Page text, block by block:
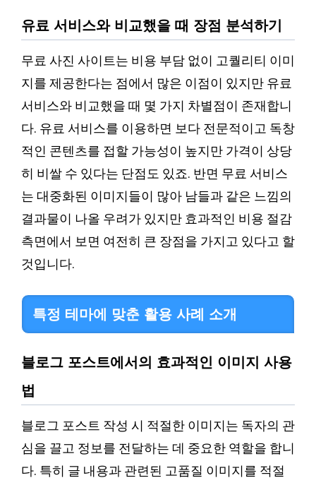
유료 서비스와 비교했을 때 장점 분석하기
무료 사진 사이트는 비용 부담 없이 고퀄리티 이미
지를 제공한다는 점에서 많은 이점이 있지만 유료
서비스와 비교했을 때 몇 가지 차별점이 존재합니
다. 유료 서비스를 이용하면 보다 전문적이고 독창
적인 콘텐츠를 접할 가능성이 높지만 가격이 상당
히 비쌀 수 있다는 단점도 있죠. 반면 무료 서비스
는 대중화된 이미지들이 많아 남들과 같은 느낌의
결과물이 나올 우려가 있지만 효과적인 비용 절감
측면에서 보면 여전히 큰 장점을 가지고 있다고 할
것입니다.
특정 테마에 맞춘 활용 사례 소개
블로그 포스트에서의 효과적인 이미지 사용
법
블로그 포스트 작성 시 적절한 이미지는 독자의 관
심을 끌고 정보를 전달하는 데 중요한 역할을 합니
다. 특히 글 내용과 관련된 고품질 이미지를 적절